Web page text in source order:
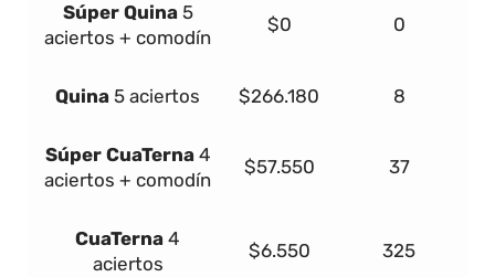
Súper Quina 5
aciertos + comodín
$0 0
Quina 5 aciertos $266.180 8
Súper CuaTerna 4
aciertos + comodín
$57.550 37
CuaTerna 4
aciertos
$6.550 325